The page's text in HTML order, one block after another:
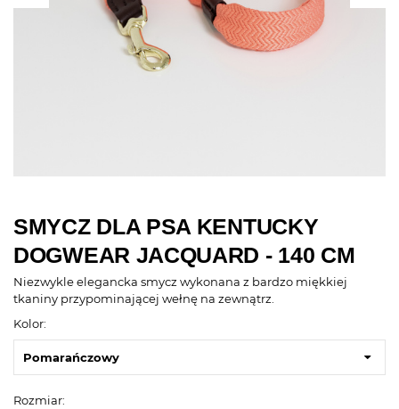
SMYCZ DLA PSA KENTUCKY
DOGWEAR JACQUARD - 140 CM
Niezwykle elegancka smycz wykonana z bardzo miękkiej
tkaniny przypominającej wełnę na zewnątrz.
Kolor:
Pomarańczowy
Rozmiar: